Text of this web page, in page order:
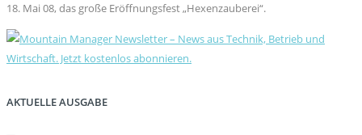
18. Mai 08, das große Eröffnungsfest „Hexenzauberei“.
AKTUELLE AUSGABE